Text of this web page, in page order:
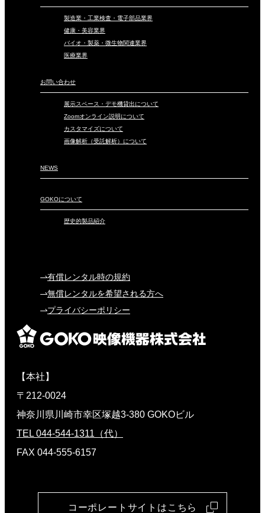
製造業・工業検査・電子部品業界
健康・美容業界
バイオ・製薬・微生物関連業界
医療業界
お問い合わせ
展示スペース・デモ機貸出について
Zoomオンライン説明について
カスタマイズについて
画像解析（受託解析）について
NEWS
GOKOについて
歴史的製品紹介
有償レンタル時の規約
無償レンタルを希望される方へ
プライバシーポリシー
【本社】
〒212-0024
神奈川県川崎市幸区塚越3-380 GOKOビル
TEL 044-544-1311（代）
FAX 044-555-6157
コーポレートサイトはこちら